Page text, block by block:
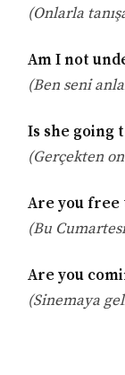
(Onlarla
Am I not
(Ben seni
Is she going
(Gerçekten
Are you free
(Bu
Are you
(Sinemaya